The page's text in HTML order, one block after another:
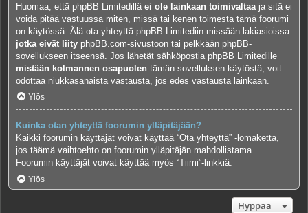
Huomaa, että phpBB Limitedillä ei ole lainkaan toimivaltaa ja sitä ei
voida pitää vastuussa miten, missä tai kenen toimesta tämä foorumi
on käytössä. Älä ota yhteyttä phpBB Limitediin missään lakiasioissa
jotka eivät liity phpBB.com-sivustoon tai pelkkään phpBB-
sovellukseen itseensä. Jos lähetät sähköpostia phpBB Limitedille
mistään kolmannen osapuolen tämän sovelluksen käytöstä, voit
odottaa niukkasanaista vastausta, jos edes vastausta lainkaan.
Ylös
Kuinka otan yhteyttä foorumin ylläpitäjään?
Kaikki foorumin käyttäjät voivat käyttää “Ota yhteyttä” -lomaketta,
jos täämä vaihtoehto on foorumin ylläpitäjän mahdollistama.
Foorumin käyttäjät voivat käyttää myös “Tiimi”-linkkiä.
Ylös
Hyppää